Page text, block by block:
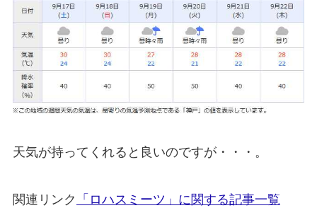
天気が持ってくれると良いのですが・・・。
関連リンク 「ロハスミーツ」に関する記事一覧